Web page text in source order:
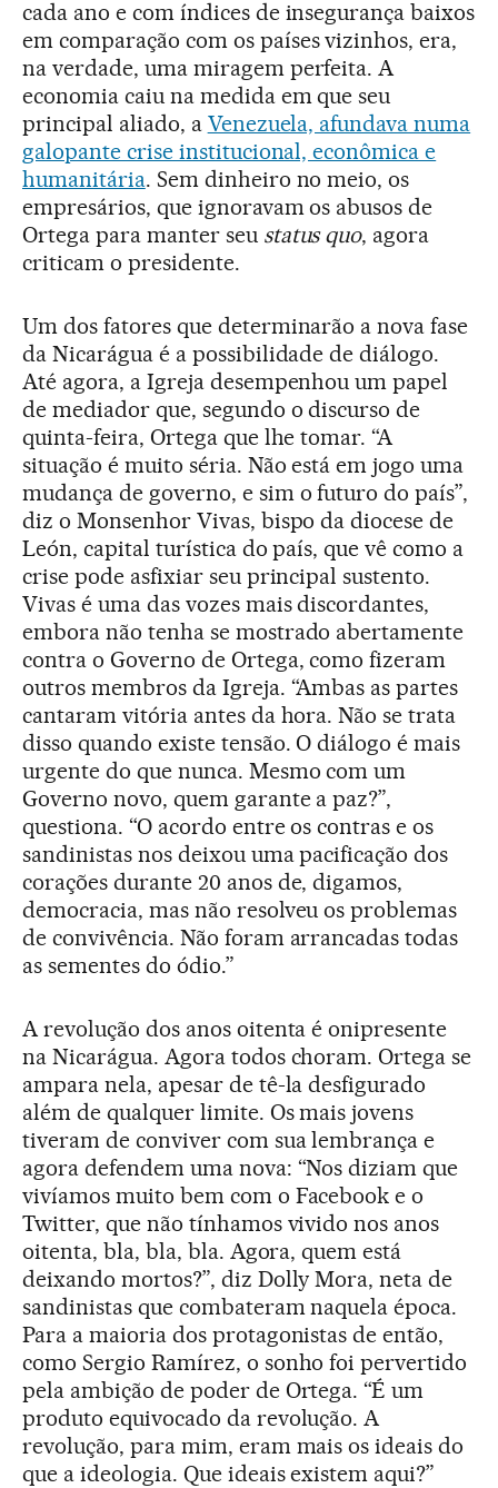
cada ano e com índices de insegurança baixos
em comparação com os países vizinhos, era,
na verdade, uma miragem perfeita. A
economia caiu na medida em que seu
principal aliado, a Venezuela, afundava numa
galopante crise institucional, econômica e
humanitária. Sem dinheiro no meio, os
empresários, que ignoravam os abusos de
Ortega para manter seu status quo, agora
criticam o presidente.
Um dos fatores que determinarão a nova fase
da Nicarágua é a possibilidade de diálogo.
Até agora, a Igreja desempenhou um papel
de mediador que, segundo o discurso de
quinta-feira, Ortega que lhe tomar. “A
situação é muito séria. Não está em jogo uma
mudança de governo, e sim o futuro do país”,
diz o Monsenhor Vivas, bispo da diocese de
León, capital turística do país, que vê como a
crise pode asfixiar seu principal sustento.
Vivas é uma das vozes mais discordantes,
embora não tenha se mostrado abertamente
contra o Governo de Ortega, como fizeram
outros membros da Igreja. “Ambas as partes
cantaram vitória antes da hora. Não se trata
disso quando existe tensão. O diálogo é mais
urgente do que nunca. Mesmo com um
Governo novo, quem garante a paz?”,
questiona. “O acordo entre os contras e os
sandinistas nos deixou uma pacificação dos
corações durante 20 anos de, digamos,
democracia, mas não resolveu os problemas
de convivência. Não foram arrancadas todas
as sementes do ódio.”
A revolução dos anos oitenta é onipresente
na Nicarágua. Agora todos choram. Ortega se
ampara nela, apesar de tê-la desfigurado
além de qualquer limite. Os mais jovens
tiveram de conviver com sua lembrança e
agora defendem uma nova: “Nos diziam que
vivíamos muito bem com o Facebook e o
Twitter, que não tínhamos vivido nos anos
oitenta, bla, bla, bla. Agora, quem está
deixando mortos?”, diz Dolly Mora, neta de
sandinistas que combateram naquela época.
Para a maioria dos protagonistas de então,
como Sergio Ramírez, o sonho foi pervertido
pela ambição de poder de Ortega. “É um
produto equivocado da revolução. A
revolução, para mim, eram mais os ideais do
que a ideologia. Que ideais existem aqui?”